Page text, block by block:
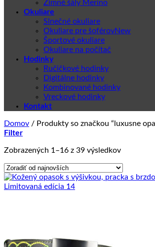
Zimné šály Merino
Okuliare
Slnečné okuliare
Okuliare pre šoférov
Športové okuliare
Okuliare na počítač
Hodinky
Ručičkové hodinky
Digitálne hodinky
Kombinované hodinky
Vreckové hodinky
Kontakt
Domov / Produkty so značkou “luxusne
Filter
Zobrazených 1–16 z 39 výsledkovZoradené
najnovších